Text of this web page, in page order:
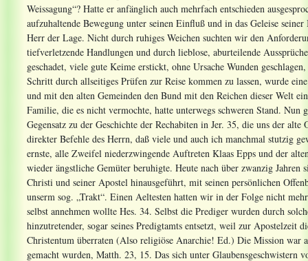
Weissagung“? Hatte er anfänglich auch mehrfach entschieden
aufzuhaltende Bewegung unter seinen Einfluß und in das Geleise
Herr der Lage. Nicht durch ruhiges Weichen suchten wir den
tiefverletzende Handlungen und durch lieblose, aburteilende
geschadet, viele gute Keime erstickt, ohne Ursache Wunden
Schritt durch allseitiges Prüfen zur Reise kommen zu lassen, wurde
und mit den alten Gemeinden den Bund mit den Reichen dieser Welt
Familie, die es nicht vermochte, hatte unterwegs schweren Stand.
Gegensatz zu der Geschichte der Rechabiten in Jer. 35, die uns der
direkter Befehle des Herrn, daß viele und auch ich manchmal stutzig
ernste, alle Zweifel niederzwingende Auftreten Klaas Epps und der
wieder ängstliche Gemüter beruhigte. Heute nach über zwanzig
Christi und seiner Apostel hinausgeführt, mit seinen persönlichen
unserm sog. „Trakt“. Einen Aeltesten hatten wir in der Folge nicht
selbst annehmen wollte Hes. 34. Selbst die Prediger wurden durch
hinzutretender, sogar seines Predigtamts entsetzt, weil zur Apostelzeit
Christentum überraten (Also religiöse Anarchie! Ed.) Die Mission war
gemacht wurden, Matth. 23, 15. Das sich unter Glaubensgeschwistern